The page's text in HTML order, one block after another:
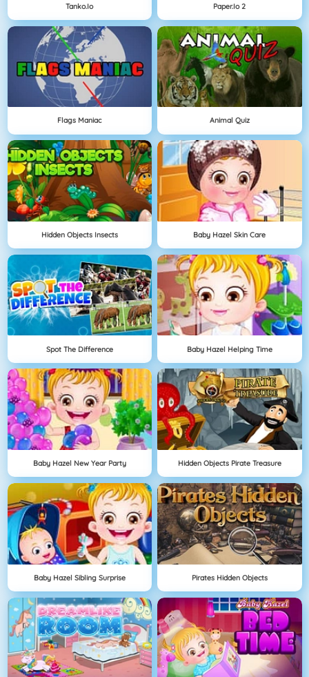
Tanko.io Paper.io 2
Flags Maniac Animal Quiz
Hidden Objects Insects Baby Hazel Skin Care
Spot The Difference Baby Hazel Helping Time
Baby Hazel New Year Party Hidden Objects Pirate Treasure
Baby Hazel Sibling Surprise Pirates Hidden Objects